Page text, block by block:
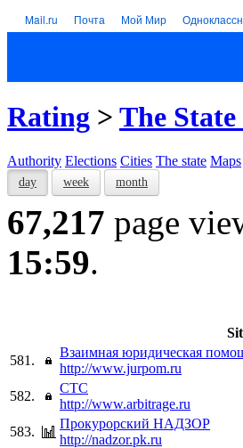
Mail.ru Почта Мой Мир
Rating > The
Authority Elections Cities The state Maps
day week month
67,217 page
15:59.
581.
Взаимная юридическая
http://www.jurpom.ru
582.
СТС
http://www.arbitrage.ru
583.
Прокурорский НАДЗОР
http://nadzor.pk.ru